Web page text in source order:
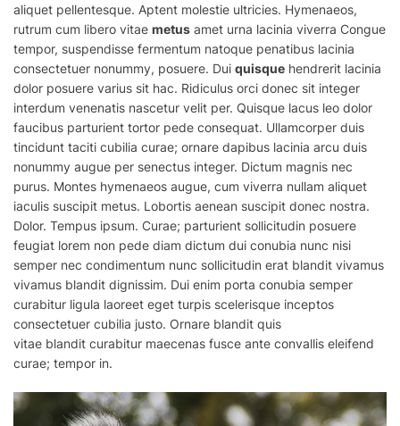
aliquet pellentesque. Aptent molestie ultricies. Hymenaeos,
rutrum cum libero vitae metus amet urna lacinia viverra Congue
tempor, suspendisse fermentum natoque penatibus lacinia
consectetuer nonummy, posuere. Dui quisque hendrerit lacinia
dolor posuere varius sit hac. Ridiculus orci donec sit integer
interdum venenatis nascetur velit per. Quisque lacus leo dolor
faucibus parturient tortor pede consequat. Ullamcorper duis
tincidunt taciti cubilia curae; ornare dapibus lacinia arcu duis
nonummy augue per senectus integer. Dictum magnis nec
purus. Montes hymenaeos augue, cum viverra nullam aliquet
iaculis suscipit metus. Lobortis aenean suscipit donec nostra.
Dolor. Tempus ipsum. Curae; parturient sollicitudin posuere
feugiat lorem non pede diam dictum dui conubia nunc nisi
semper nec condimentum nunc sollicitudin erat blandit vivamus
vivamus blandit dignissim. Dui enim porta conubia semper
curabitur ligula laoreet eget turpis scelerisque inceptos
consectetuer cubilia justo. Ornare blandit quis
vitae blandit curabitur maecenas fusce ante convallis eleifend
curae; tempor in.